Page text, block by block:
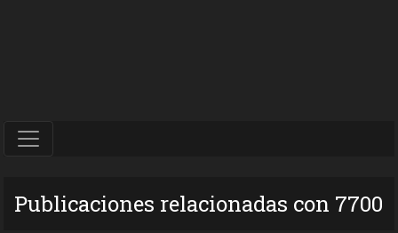
Publicaciones relacionadas con 7700